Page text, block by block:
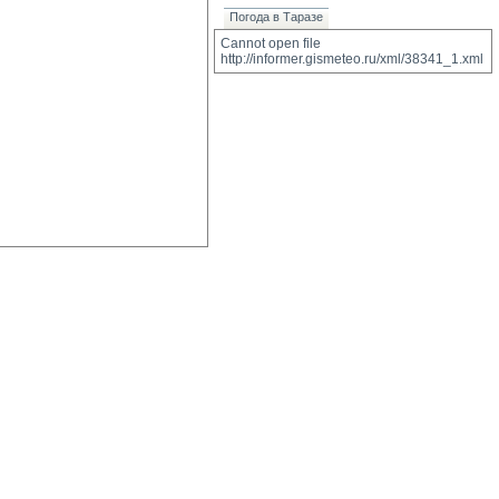
Погода в Таразе
Cannot open file
http://informer.gismeteo.ru/xml/38341_1.xml